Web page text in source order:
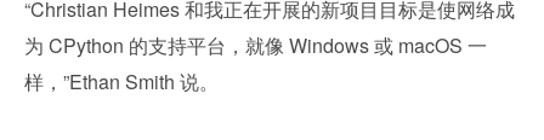
“Christian Heimes 和我正在开展的新项目目标是使网络成
为 CPython 的支持平台，就像 Windows 或 macOS 一
样，”Ethan Smith 说。